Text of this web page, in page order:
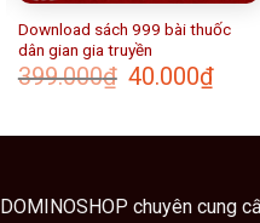
Download sách 999 bài thuốc
dân gian gia truyền
399.000₫
Giá
gốc
40.000₫Giá
hiện
DOMINOSHOP chuyên cung